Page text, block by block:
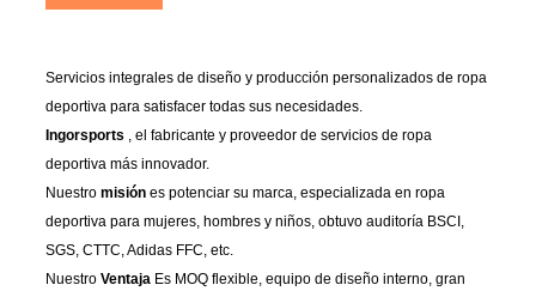
Servicios integrales de diseño y producción personalizados de ropa
deportiva para satisfacer todas sus necesidades.
Ingorsports
, el fabricante y proveedor de servicios de ropa
deportiva más innovador.
Nuestromisiónes potenciar su marca, especializada en ropa
deportiva para mujeres, hombres y niños, obtuvo auditoría BSCI,
SGS, CTTC, Adidas FFC, etc.
NuestroVentaja Es MOQ flexible, equipo de diseño interno, gran